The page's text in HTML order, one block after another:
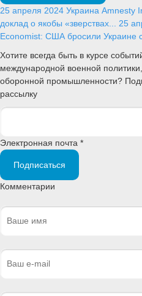
25 апреля 2024 Украина Amnesty
доклад о якобы «зверствах... 25
Economist: США бросили Украине
Хотите всегда быть в курсе
международной военной
оборонной промышленности?
рассылку
Электронная почта *
Подписаться
Комментарии